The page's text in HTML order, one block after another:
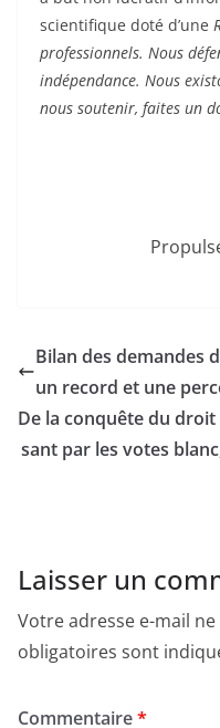
scientifique doté d’une
professionnels. Nous
indépendance. Nous
nous soutenir, faites un
Bilan des demandes
un record et une
De la conquête du droit
sant par les votes
Laisser un
Votre adresse e-mail
obligatoires sont
Commentaire*